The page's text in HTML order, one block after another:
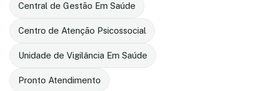
Central de Gestão Em Saúde
Centro de Atenção Psicossocial
Unidade de Vigilância Em Saúde
Pronto Atendimento